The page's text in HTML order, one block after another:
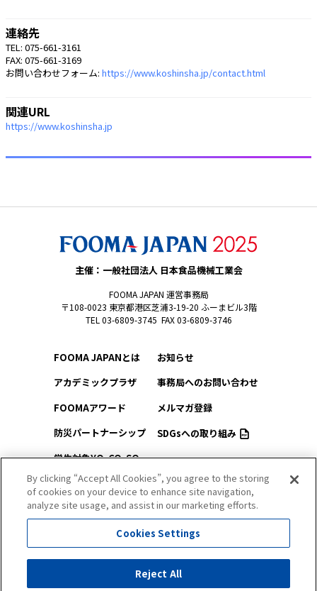
連絡先
TEL: 075-661-3161
FAX: 075-661-3169
お問い合わせフォーム: https://www.koshinsha.jp/contact.html
関連URL
https://www.koshinsha.jp
主催：一般社団法人 日本食品機械工業会
FOOMA JAPAN 運営事務局
〒108-0023 東京都港区芝浦3-19-20 ふーまビル3階
TEL 03-6809-3745 FAX 03-6809-3746
FOOMA JAPANとは
アカデミックプラザ
FOOMAアワード
防災パートナーシップ
学生対象YO-CO-SO
（ようこそ）FOOMA
会場アクセス
会場マップ
出展社情報
セミナー・シンポジウム
お知らせ
事務局へのお問い合わせ
メルマガ登録
SDGsへの取り組み
プライバシーポリシー
サイトマップ
By clicking “Accept All Cookies”, you agree to the storing
of cookies on your device to enhance site navigation,
analyze site usage, and assist in our marketing efforts.
Cookies Settings
Reject All